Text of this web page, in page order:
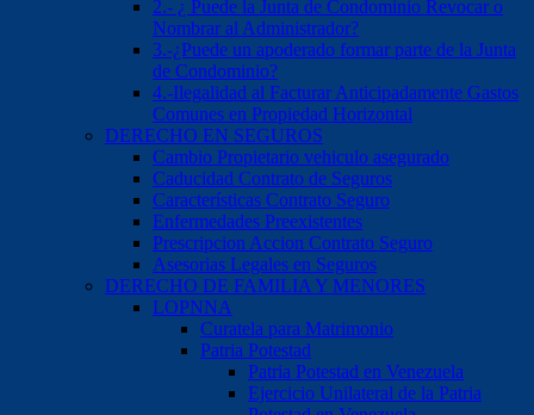
2.- ¿ Puede la Junta de Condominio Revocar o
Nombrar al Administrador?
3.-¿Puede un apoderado formar parte de la Junta
de Condominio?
4.-Ilegalidad al Facturar Anticipadamente Gastos
Comunes en Propiedad Horizontal
DERECHO EN SEGUROS
Cambio Propietario vehiculo asegurado
Caducidad Contrato de Seguros
Características Contrato Seguro
Enfermedades Preexistentes
Prescripcion Accion Contrato Seguro
Asesorias Legales en Seguros
DERECHO DE FAMILIA Y MENORES
LOPNNA
Curatela para Matrimonio
Patria Potestad
Patria Potestad en Venezuela
Ejercicio Unilateral de la Patria